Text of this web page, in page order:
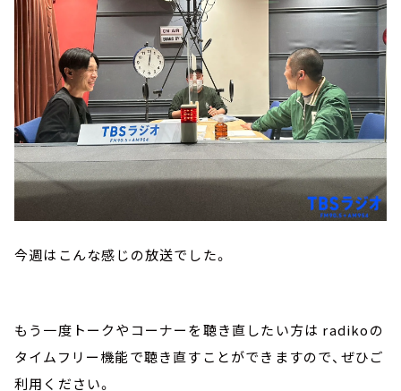
今週はこんな感じの放送でした。
もう一度トークやコーナーを聴き直したい方は radikoの
タイムフリー機能で聴き直すことができますので、ぜひご
利用ください。